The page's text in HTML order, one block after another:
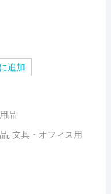
追加
品
, 文具・オフィス用